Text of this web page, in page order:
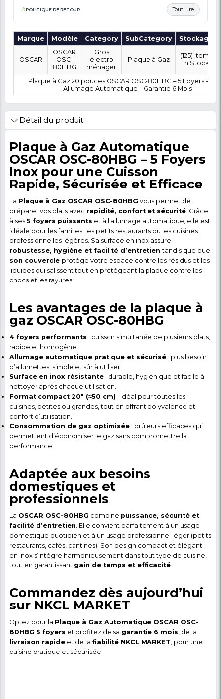
OÙ SOUHAITEZ-VOUS ÊTRE LIVRÉ ?
POLITIQUE DE RETOUR
Marque Modèle Category SubCategory
OSCAR
OSCAR
OSC-
80HBG
Gros
électro
ménager
Plaque à Gaz
Plaque à Gaz 20 pouces OSCAR OSC-80HBG
Allumage Automatique – Garantie 6
Détail du produit
Plaque à Gaz
OSCAR OSC-80HBG – 5
Inox pour une Cuisson
Rapide, Sécurisée et
LaPlaque à Gaz OSCAR OSC-80HBGvous
préparer vos plats avec rapidité, confort et
à ses5 foyers puissants et à l’allumage
idéale pour les familles, les petits restaurants ou les
robustesse, hygiène et facilité d’entretien
son couvercle protège votre espace contre les
liquides qui salissent tout en protégeant la plaque
chocs et les rayures.
Les avantages de la
gaz OSCAR OSC-80HBG
rapide et homogène.
Allumage automatique pratique et sécurisé
Surface en inox résistante: durable, hygiénique
nettoyer après chaque utilisation.
Format compact 20″ (≈50 cm)